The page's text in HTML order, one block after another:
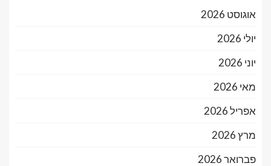
אוגוסט 2026
יולי 2026
יוני 2026
מאי 2026
אפריל 2026
מרץ 2026
פברואר 2026